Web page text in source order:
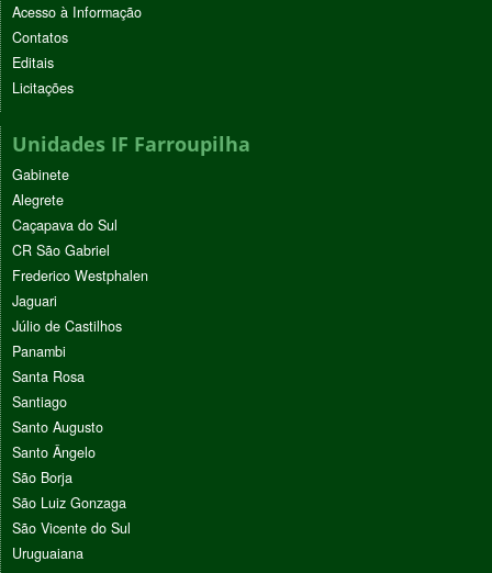
Acesso à Informação
Contatos
Editais
Licitações
Unidades IF Farroupilha
Gabinete
Alegrete
Caçapava do Sul
CR São Gabriel
Frederico Westphalen
Jaguari
Júlio de Castilhos
Panambi
Santa Rosa
Santiago
Santo Augusto
Santo Ângelo
São Borja
São Luiz Gonzaga
São Vicente do Sul
Uruguaiana